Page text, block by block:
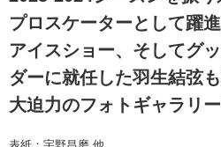
プロスケーターとして躍
アイスショー、そしてグ
ダーに就任した羽生結弦
大迫力のフォトギャラリ